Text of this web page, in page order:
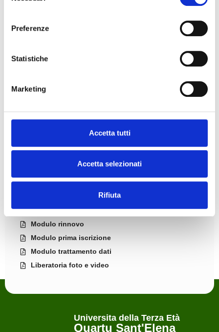
Preferenze
Statistiche
Marketing
Accetta tutti
Accetta selezionati
Rifiuta
Contatti
Orari segreteria
dalle ore: 09.00 alle ore: 12.00
dalle ore: 16.00 alle ore: 19.00
Modulistica
Convenzioni
Modulo rinnovo
Modulo prima iscrizione
Modulo trattamento dati
Liberatoria foto e video
Universita della Terza Età
Quartu Sant'Elena